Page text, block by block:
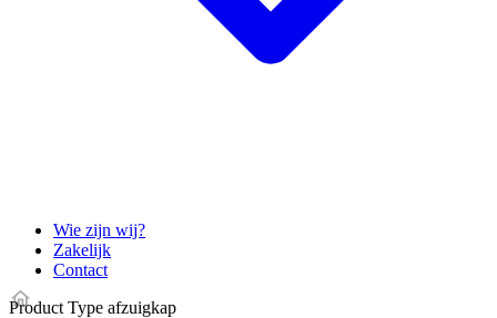
Wie zijn wij?
Zakelijk
Contact
Product Type afzuigkap